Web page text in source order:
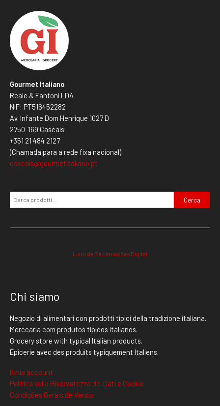
Gourmet Italiano
Reale & Fantoni LDA
NIF: PT516452282
Av. Infante Dom Henrique 1027 D
2750-169 Cascais
+351 21 484 2127
(Chamada para a rede fixa nacional)
cascais@gourmetitaliano.pt
Cerca
Livro de Reclamações Digital
Chi siamo
Negozio di alimentari con prodotti tipici della tradizione italiana.
Mercearia com produtos típicos italianos.
Grocery store with typical Italian products.
Épicerie avec des produits typiquement Italiens.
Il mio account
Politica sulla Riservatezza dei Dati e Cookie
Condições Gerais de Venda